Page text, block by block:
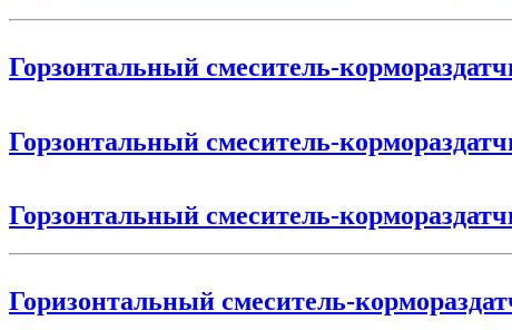
Горзонтальный смеситель-
Горзонтальный смеситель-
Горзонтальный смеситель-
Горизонтальный смеситель-